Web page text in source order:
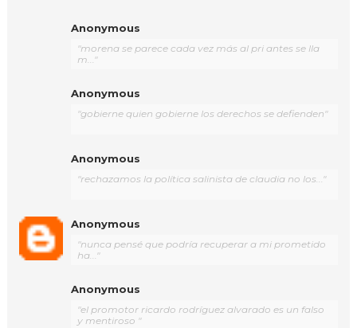
Anonymous
"morena se parece cada vez más al pri antes se lla
m..."
Anonymous
"gobierne quien gobierne los derechos se defienden"
Anonymous
"rechazamos la política salinista de claudia no los..."
Anonymous
"nunca pensé que podría recuperar a mi prometido
ha..."
Anonymous
"el promotor ricardo rodríguez alvarado es un falso
y mentiroso "